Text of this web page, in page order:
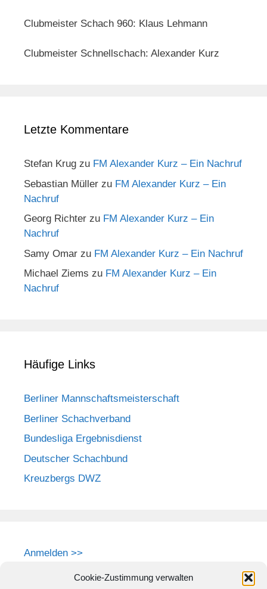
Cookie-Zustimmung verwalten
Clubmeister Schach 960: Klaus Lehmann
Clubmeister Schnellschach: Alexander Kurz
Letzte Kommentare
Stefan Krug zu FM Alexander Kurz – Ein Nachruf
Sebastian Müller zu FM Alexander Kurz – Ein
Nachruf
Georg Richter zu FM Alexander Kurz – Ein
Nachruf
Samy Omar zu FM Alexander Kurz – Ein Nachruf
Michael Ziems zu FM Alexander Kurz – Ein
Nachruf
Häufige Links
Berliner Mannschaftsmeisterschaft
Berliner Schachverband
Bundesliga Ergebnisdienst
Deutscher Schachbund
Kreuzbergs DWZ
Anmelden >>